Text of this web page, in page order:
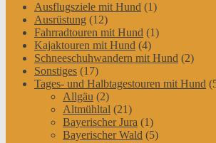
Ausflugsziele mit Hund (1)
Ausrüstung (12)
Fahrradtouren mit Hund (1)
Kajaktouren mit Hund (4)
Schneeschuhwandern mit Hund (2)
Sonstiges (17)
Tages- und Halbtagestouren mit Hund
Allgäu (2)
Altmühltal (21)
Bayerischer Jura (1)
Bayerischer Wald (5)